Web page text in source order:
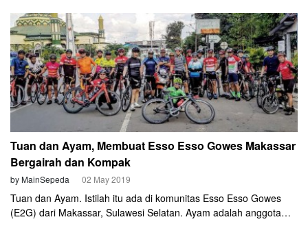
an active volcano. This is what you trained for, I reminded myself,
as I glimpsed the fading 2-men breakaway. I was the chase; a
podium finish was not in the bag, but became ever more
obtainable.
Tuan dan Ayam, Membuat Esso Esso Gowes Makassar
Bergairah dan Kompak
by MainSepeda 02 May 2019
Tuan dan Ayam. Istilah itu ada di komunitas Esso Esso Gowes
(E2G) dari Makassar, Sulawesi Selatan. Ayam adalah anggota